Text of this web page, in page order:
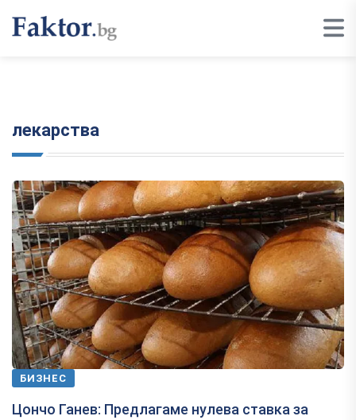
лекарства
БИЗНЕС
Цончо Ганев: Предлагаме нулева ставка за